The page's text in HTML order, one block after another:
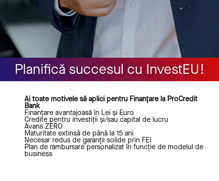
Planifică succesul cu InvestEU!
Ai toate motivele să aplici pentru Finanțare la ProCredit
Bank​
Finanțare avantajoasă în Lei și Euro
Credite pentru investiții și/sau capital de lucru
Avans ZERO
Maturitate extinsă de până la 15 ani
Necesar redus de garanții solide prin FEI
Plan de rambursare personalizat în funcție de modelul de
business